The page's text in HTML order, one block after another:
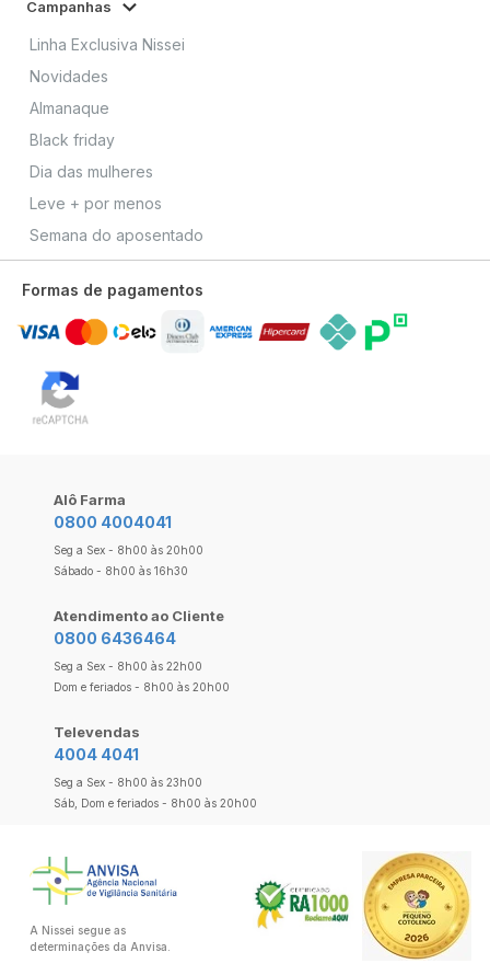
Campanhas
Linha Exclusiva Nissei
Novidades
Almanaque
Black friday
Dia das mulheres
Leve + por menos
Semana do aposentado
Formas de pagamentos
Alô Farma
0800 4004041
Seg a Sex - 8h00 às 20h00
Sábado - 8h00 às 16h30
Atendimento ao Cliente
0800 6436464
Seg a Sex - 8h00 às 22h00
Dom e feriados - 8h00 às 20h00
Televendas
4004 4041
Seg a Sex - 8h00 às 23h00
Sáb, Dom e feriados - 8h00 às 20h00
A Nissei segue as
determinações da Anvisa.